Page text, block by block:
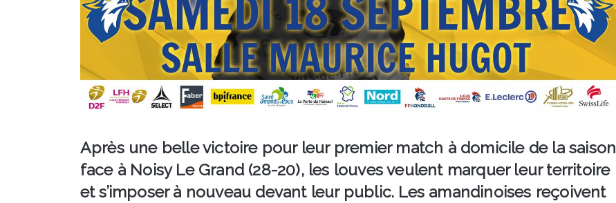
Après une belle victoire pour leur premier match à domicile de la saison
face à Noisy Le Grand (28-20), les louves veulent marquer leur territoire
et s’imposer à nouveau devant leur public. Les amandinoises reçoivent